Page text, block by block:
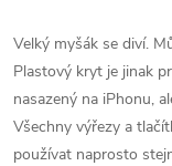
Velký myšák se diví.
Plastový kryt je jinak
nasazený na iPhonu,
Všechny výřezy a
používat naprosto